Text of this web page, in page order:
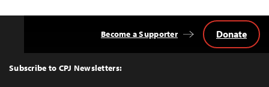
Top
Subscribe to CPJ Newsletters:
Become a Supporter Donate